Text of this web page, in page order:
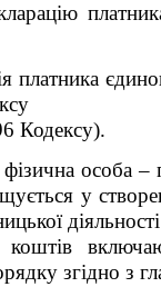
платника
Кодексу).
особа –
у
згідно з